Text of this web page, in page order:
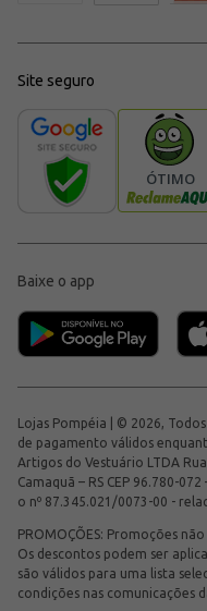
Site seguro
Baixe o app
Lojas Pompéia | © 2026,
de pagamento válidos
Artigos do Vestuário LTDA
Camaquã – RS CEP 96.780-
o nº 87.345.021/0073-00 -
PROMOÇÕES: Promoções
Os descontos podem ser
são válidos para uma lista
condições nas comunicações